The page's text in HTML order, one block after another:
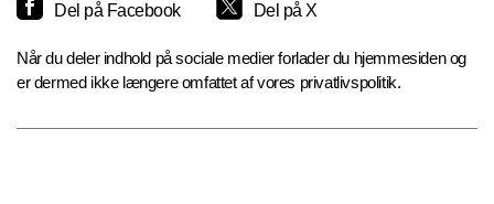
Del på Facebook Del på X
Når du deler indhold på sociale medier forlader du hjemmesiden og
er dermed ikke længere omfattet af vores privatlivspolitik.